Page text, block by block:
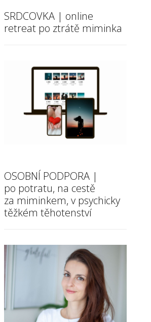
SRDCOVKA | online
retreat po ztrátě miminka
OSOBNÍ PODPORA |
po potratu, na cestě
za miminkem, v psychicky
těžkém těhotenství